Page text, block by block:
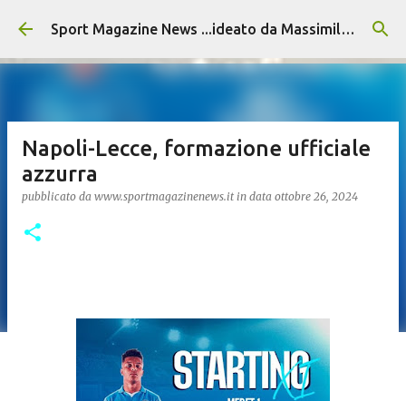
Passa ai contenuti principali Sport Magazine News ...ideato da Massimiliano Alvino
Napoli-Lecce, formazione ufficiale
azzurra
pubblicato da www.sportmagazinenews.it in data ottobre 26, 2024